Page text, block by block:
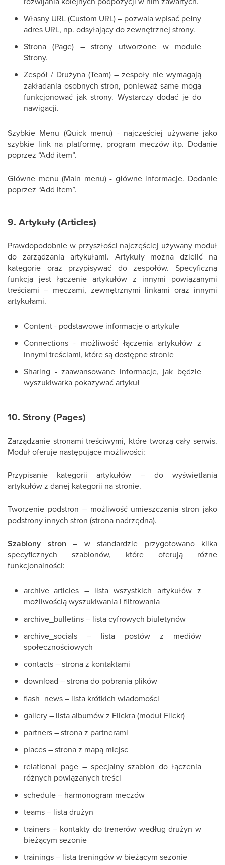
Własny URL (Custom URL) – pozwala wpisać pełny
adres URL, np. odsyłający do zewnętrznej strony.
Strona (Page) – strony utworzone w module
Strony.
Zespół / Drużyna (Team) – zespoły nie wymagają
zakładania osobnych stron, ponieważ same mogą
funkcjonować jak strony. Wystarczy dodać je do
nawigacji.
Szybkie Menu (Quick menu) - najczęściej używane jako
szybkie link na platformę, program meczów itp. Dodanie
poprzez “Add item”.
Główne menu (Main menu) - główne informacje. Dodanie
poprzez “Add item”.
9. Artykuły (Articles)
Prawdopodobnie w przyszłości najczęściej używany moduł
do zarządzania artykułami. Artykuły można dzielić na
kategorie oraz przypisywać do zespołów. Specyficzną
funkcją jest łączenie artykułów z innymi powiązanymi
treściami – meczami, zewnętrznymi linkami oraz innymi
artykułami.
Content - podstawowe informacje o artykule
Connections - możliwość łączenia artykułów z
innymi treściami, które są dostępne stronie
Sharing - zaawansowane informacje, jak będzie
wyszukiwarka pokazywać artykuł
10. Strony (Pages)
Zarządzanie stronami treściwymi, które tworzą cały serwis.
Moduł oferuje następujące możliwości:
Przypisanie kategorii artykułów – do wyświetlania
artykułów z danej kategorii na stronie.
Tworzenie podstron – możliwość umieszczania stron jako
podstrony innych stron (strona nadrzędna).
Szablony stron – w standardzie przygotowano kilka
specyficznych szablonów, które oferują różne
funkcjonalności:
archive_articles – lista wszystkich artykułów z
możliwością wyszukiwania i filtrowania
archive_bulletins – lista cyfrowych biuletynów
archive_socials – lista postów z mediów
społecznościowych
contacts – strona z kontaktami
download – strona do pobrania plików
flash_news – lista krótkich wiadomości
gallery – lista albumów z Flickra (moduł Flickr)
partners – strona z partnerami
places – strona z mapą miejsc
relational_page – specjalny szablon do łączenia
różnych powiązanych treści
schedule – harmonogram meczów
teams – lista drużyn
trainers – kontakty do trenerów według drużyn w
bieżącym sezonie
trainings – lista treningów w bieżącym sezonie